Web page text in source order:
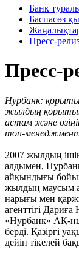
Банк
Баспасөз
Пресс-
Пресс-
Нурбанк:
жылдың
астам және
топ-менеджмент
2007 жылдың
алдымен,
айқындығы
жылдың маусым
нарығы мен
агенттігі
«Нурбанк» АҚ-
берді. Қазіргі
дейін тікелей